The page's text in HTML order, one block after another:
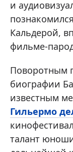
и
Кальдерой,
фильме-
Поворотным
биографии
известным
Гильермо
талант